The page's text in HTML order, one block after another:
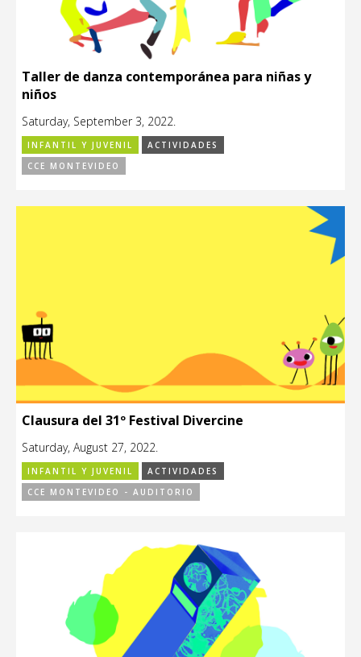
Taller de danza contemporánea para niñas y
niños
Saturday, September 3, 2022.
INFANTIL Y JUVENIL
ACTIVIDADES
CCE MONTEVIDEO
Clausura del 31º Festival Divercine
Saturday, August 27, 2022.
INFANTIL Y JUVENIL
ACTIVIDADES
CCE MONTEVIDEO - AUDITORIO